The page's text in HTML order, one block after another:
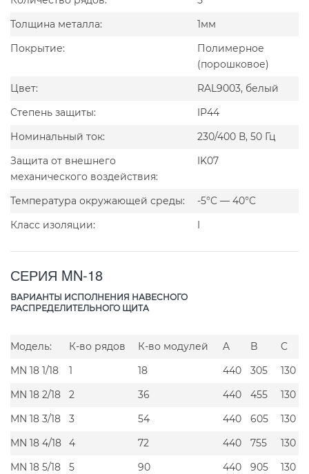
Толщина металла:
1мм
Покрытие:
Полимерное
(порошковое)
Цвет:
RAL9003, белый
Степень защиты:
IP44
Номинальный ток:
230/400 В, 50 Гц
Защита от внешнего
механического воздействия:
IK07
Температура окружающей среды:
-5°C — 40°C
Класс изоляции:
I
СЕРИЯ MN-18
ВАРИАНТЫ ИСПОЛНЕНИЯ НАВЕСНОГО
РАСПРЕДЕЛИТЕЛЬНОГО ЩИТА
Модель: К-во рядов К-во модулей A B
C
MN 18 1/18
1 18 440 305
130
MN 18 2/18
2 36 440 455
130
MN 18 3/18
3 54 440 605
130
MN 18 4/18
4 72 440 755
130
MN 18 5/18
5 90 440 905
130